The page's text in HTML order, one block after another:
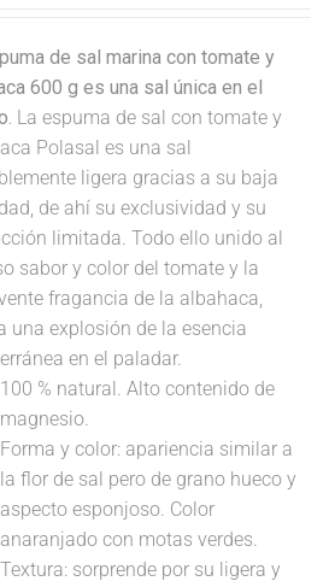
de sal marina con tomate y
600 g es una sal única en el
La espuma de sal con tomate y
Polasal es una sal
ligera gracias a su baja
de ahí su exclusividad y su
limitada. Todo ello unido al
sabor y color del tomate y la
fragancia de la albahaca,
una explosión de la esencia
en el paladar.
100 % natural. Alto contenido de
magnesio.
Forma y color: apariencia similar a
la flor de sal pero de grano hueco y
aspecto esponjoso. Color
anaranjado con motas verdes.
Textura: sorprende por su ligera y